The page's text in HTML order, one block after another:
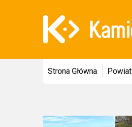
Strona Główna Powiat